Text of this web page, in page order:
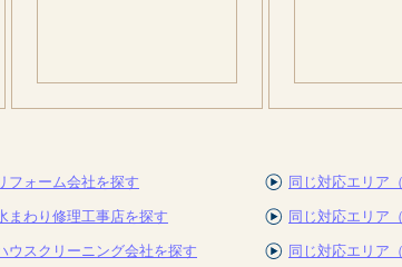
フォーム会社を探す 同じ対応エリア
まわり修理工事店を探す 同じ対応エリア
ウスクリーニング会社を探す 同じ対応エリア